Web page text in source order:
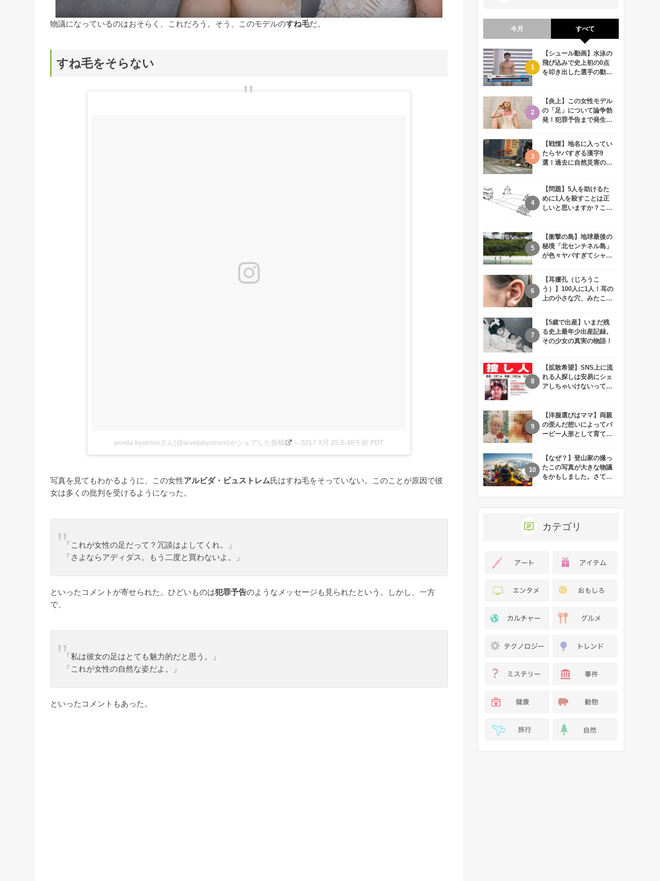
物議になっているのはおそらく、これだろう。そう、このモデルのすね毛だ。
すね毛をそらない
arvida byströmさん(@arvidabystrom)がシェアした投稿 – 2017 9月 25 6:46午前 PDT
写真を見てもわかるように、この女性アルビダ・ビュストレム氏はすね毛をそっていない。このことが原因で彼
女は多くの批判を受けるようになった。
「これが女性の足だって？冗談はよしてくれ。」
「さよならアディダス。もう二度と買わないよ。」
といったコメントが寄せられた。ひどいものは犯罪予告のようなメッセージも見られたという。しかし、一方
で、
「私は彼女の足はとても魅力的だと思う。」
「これが女性の自然な姿だよ。」
といったコメントもあった。
今月 すべて
【シュール動画】水泳の
飛び込みで史上初の0点
を叩き出した選手の動画
【炎上】この女性モデル
の「足」について論争勃
発！犯罪予告まで発生す
【戦慄】地名に入ってい
たらヤバすぎる漢字9
選！過去に自然災害の歴
【問題】5人を助けるた
めに1人を殺すことは正
しいと思いますか？この
【衝撃の島】地球最後の
秘境「北センチネル島」
が色々ヤバすぎてシャレ
【耳瘻孔（じろうこ
う）】100人に1人！耳の
上の小さな穴、みたこと
【5歳で出産】いまだ残
る史上最年少出産記録。
その少女の真実の物語！
【拡散希望】SNS上に流
れる人探しは安易にシェ
アしちゃいけないって知
【洋服選びはママ】両親
の歪んだ想いによってバ
ービー人形として育てら
【なぜ？】登山家の撮っ
たこの写真が大きな物議
をかもしました。さて、
カテゴリ